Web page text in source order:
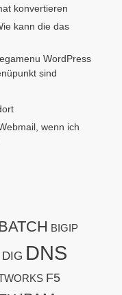
konvertieren
kann die das
WordPress
sind
wenn ich
BIGIP
DIG DNS
F5